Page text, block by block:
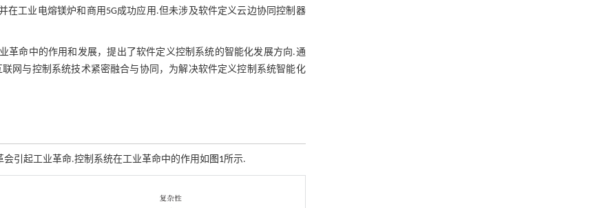
工业电熔镁炉和商用5G成功应用.但未涉及软件定义云边协同控制器
革命中的作用和发展，提出了软件定义控制系统的智能化发展方向.通
网与控制系统技术紧密融合与协同，为解决软件定义控制系统智能化
引起工业革命.控制系统在工业革命中的作用如 图1所示.